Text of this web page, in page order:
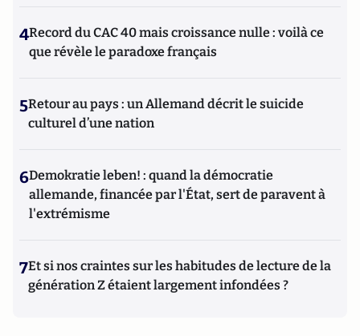
4Record du CAC 40 mais croissance nulle : voilà ce
que révèle le paradoxe français
5Retour au pays : un Allemand décrit le suicide
culturel d’une nation
6Demokratie leben! : quand la démocratie
allemande, financée par l'État, sert de paravent à
l'extrémisme
7Et si nos craintes sur les habitudes de lecture de la
génération Z étaient largement infondées ?